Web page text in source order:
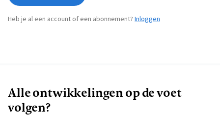
Heb je al een account of een abonnement? Inloggen
Alle ontwikkelingen op de voet
volgen?